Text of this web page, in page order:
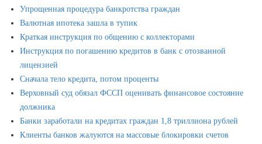
Упрощенная процедура банкротства граждан
Валютная ипотека зашла в тупик
Краткая инструкция по общению с коллекторами
Инструкция по погашению кредитов в банк с отозванной
лицензией
Сначала тело кредита, потом проценты
Верховный суд обязал ФССП оценивать финансовое состояние
должника
Банки заработали на кредитах граждан 1,8 триллиона рублей
Клиенты банков жалуются на массовые блокировки счетов